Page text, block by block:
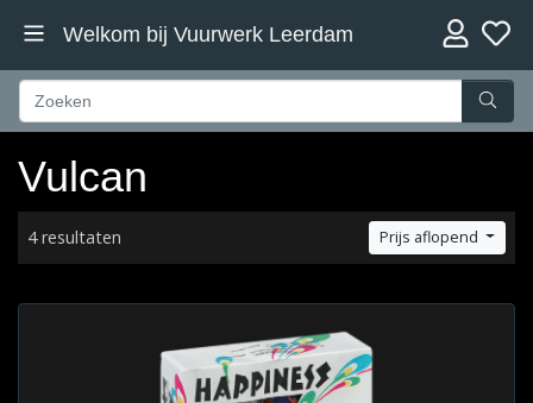
Welkom bij Vuurwerk Leerdam
Vulcan
4 resultaten Prijs aflopend